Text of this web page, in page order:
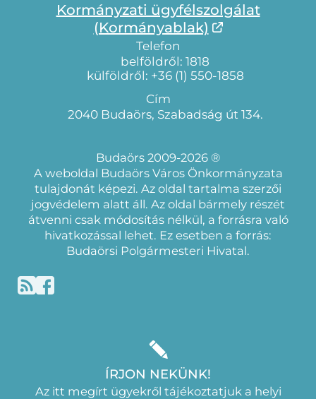
Kormányzati ügyfélszolgálat
(Kormányablak)
Telefon
belföldről: 1818
külföldről: +36 (1) 550-1858
Cím
2040 Budaörs, Szabadság út 134.
Budaörs 2009-2026 ®
A weboldal Budaörs Város Önkormányzata
tulajdonát képezi. Az oldal tartalma szerzői
jogvédelem alatt áll. Az oldal bármely részét
átvenni csak módosítás nélkül, a forrásra való
hivatkozással lehet. Ez esetben a forrás:
Budaörsi Polgármesteri Hivatal.
ÍRJON NEKÜNK!
Az itt megírt ügyekről tájékoztatjuk a helyi